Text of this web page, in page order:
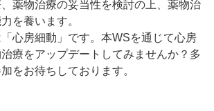
薬物治療の妥当性を検討の上、薬物治
を養います。
心房細動」です。本WSを通じて心房
療をアップデートしてみませんか？多
をお待ちしております。